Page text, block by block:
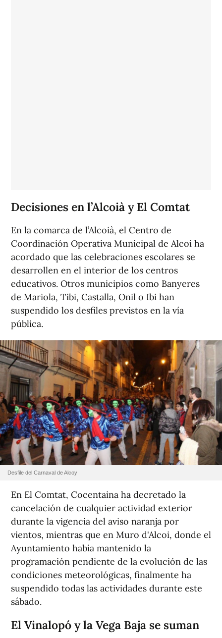
Decisiones en l’Alcoià y El Comtat
En la comarca de l’Alcoià, el Centro de
Coordinación Operativa Municipal de Alcoi ha
acordado que las celebraciones escolares se
desarrollen en el interior de los centros
educativos. Otros municipios como Banyeres
de Mariola, Tibi, Castalla, Onil o Ibi han
suspendido los desfiles previstos en la vía
pública.
Desfile del Carnaval de Alcoy
En El Comtat, Cocentaina ha decretado la
cancelación de cualquier actividad exterior
durante la vigencia del aviso naranja por
vientos, mientras que en Muro d'Alcoi, donde el
Ayuntamiento había mantenido la
programación pendiente de la evolución de las
condiciones meteorológicas, finalmente ha
suspendido todas las actividades durante este
sábado.
El Vinalopó y la Vega Baja se suman